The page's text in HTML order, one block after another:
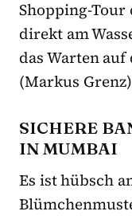
Shopping-Tour
direkt am
das Warten
(Markus Grenz)
SICHERE
IN MUMBAI
Es ist hübsch